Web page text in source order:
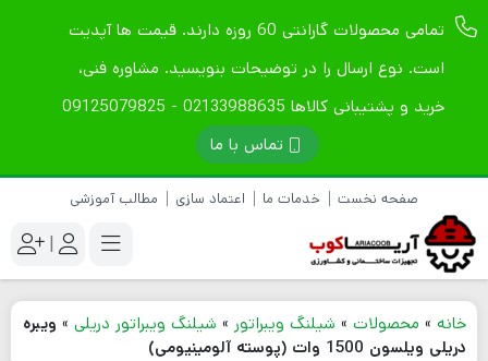
تمامی محصولات گارانتی 60 روزه دارند. قیمت ها آپدیت
است. نوع ارسال را در توضیحات بنویسید. مشاوره فنی،
خرید و پشتیبانی کالاها 02133988635 - 09125079825
تماس با ما
صفحه نخست خدمات ما اعتماد سازی مطالب آموزشی
|
خانه » محصولات » شیلنگ ویبراتور » شیلنگ ویبراتور دریلی » ویبره
دریلی ویلسون 1500 وات (پوسته آلومینیومی)